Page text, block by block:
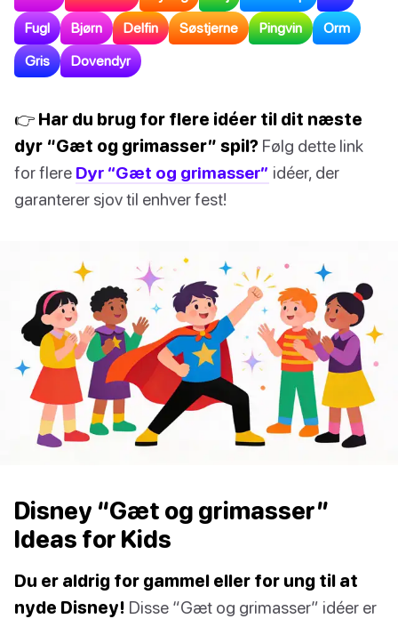
Fugl Bjørn Delfin Søstjerne Pingvin Orm
Gris Dovendyr
👉 Har du brug for flere idéer til dit næste
dyr “Gæt og grimasser” spil? Følg dette link
for flere Dyr “Gæt og grimasser” idéer, der
garanterer sjov til enhver fest!
Disney “Gæt og grimasser”
Ideas for Kids
Du er aldrig for gammel eller for ung til at
nyde Disney! Disse “Gæt og grimasser” idéer er